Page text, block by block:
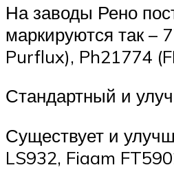
На заводы Рено
маркируются так –
Purflux), Ph21774
Стандартный и
Существует и
LS932, Fiaam